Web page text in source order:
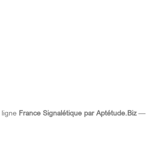
France Signalétique par Aptétude.Biz—